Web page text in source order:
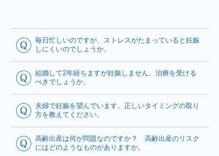
毎日忙しいのですが、ストレスがたまっていると妊娠
しにくいのでしょうか。
結婚して2年経ちますが妊娠しません。治療を受ける
べきでしょうか。
夫婦で妊娠を望んでいます。正しいタイミングの取り
方を教えてください。
高齢出産は何が問題なのですか？ 高齢出産のリスク
にはどのようなものがありますか。